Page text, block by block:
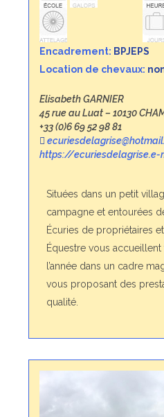
Encadrement: BPJEPS
Location de chevaux:
Elisabeth GARNIER
45 rue au Luat – 10130
+33 (0)6 69 52 98 81
https://ecuriesdelagrise.e-
Situées dans un petit
campagne et entourées
Écuries de propriétaires
Équestre vous accueillent
l’année dans un cadre
vous proposant des
qualité.